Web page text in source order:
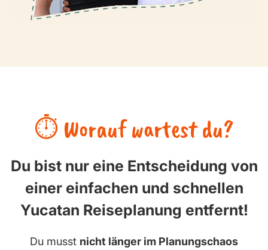
⏱️ Worauf wartest du?
Du bist nur eine Entscheidung von
einer einfachen und schnellen
Yucatan Reiseplanung entfernt!
Du musst nicht länger im Planungschaos